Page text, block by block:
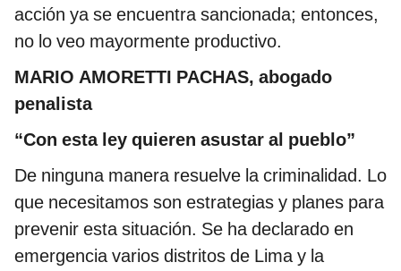
acción ya se encuentra sancionada; entonces,
no lo veo mayormente productivo.
MARIO AMORETTI PACHAS, abogado
penalista
“Con esta ley quieren asustar al pueblo”
De ninguna manera resuelve la criminalidad. Lo
que necesitamos son estrategias y planes para
prevenir esta situación. Se ha declarado en
emergencia varios distritos de Lima y la